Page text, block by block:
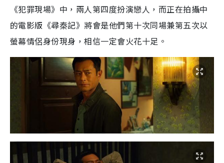
《犯罪現場》中，兩人第四度扮演戀人，而正在拍攝中
的電影版《尋秦記》將會是他們第十次同場兼第五次以
螢幕情侶身份現身，相信一定會火花十足。